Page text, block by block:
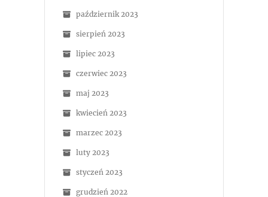
październik 2023
sierpień 2023
lipiec 2023
czerwiec 2023
maj 2023
kwiecień 2023
marzec 2023
luty 2023
styczeń 2023
grudzień 2022